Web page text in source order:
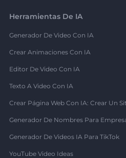
Herramientas De IA
Generador De Video Con IA
Crear Animaciones Con IA
Editor De Video Con IA
Texto A Video Con IA
Crear Página Web Con IA: Crear Un
Generador De Nombres Para
Generador De Videos IA Para TikTok
YouTube Video Ideas